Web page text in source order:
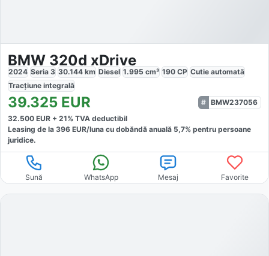
BMW 320d xDrive
2024 Seria 3 30.144 km Diesel 1.995 cm³ 190 CP Cutie automată
Tracțiune integrală
39.325 EUR
BMW237056
32.500 EUR + 21% TVA deductibil
Leasing de la 396 EUR/luna cu dobăndă anuală 5,7% pentru persoane
juridice.
Sună WhatsApp Mesaj Favorite